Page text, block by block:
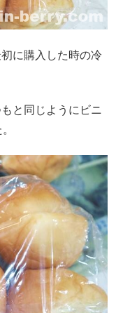
に購入した時の冷
と同じようにビニ